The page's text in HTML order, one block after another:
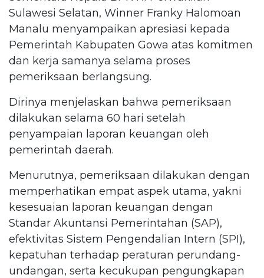
Sulawesi Selatan, Winner Franky Halomoan
Manalu menyampaikan apresiasi kepada
Pemerintah Kabupaten Gowa atas komitmen
dan kerja samanya selama proses
pemeriksaan berlangsung.
Dirinya menjelaskan bahwa pemeriksaan
dilakukan selama 60 hari setelah
penyampaian laporan keuangan oleh
pemerintah daerah.
Menurutnya, pemeriksaan dilakukan dengan
memperhatikan empat aspek utama, yakni
kesesuaian laporan keuangan dengan
Standar Akuntansi Pemerintahan (SAP),
efektivitas Sistem Pengendalian Intern (SPI),
kepatuhan terhadap peraturan perundang-
undangan, serta kecukupan pengungkapan